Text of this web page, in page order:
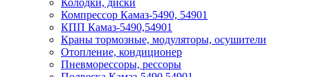
Колодки, диски
Компрессор Камаз-5490, 54901
КПП Камаз-5490,54901
Краны тормозные, модуляторы, осушители
Отопление, кондиционер
Пневморессоры, рессоры